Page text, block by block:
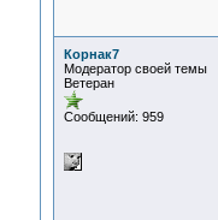
Корнак7
Модератор своей темы
Ветеран
Сообщений: 959